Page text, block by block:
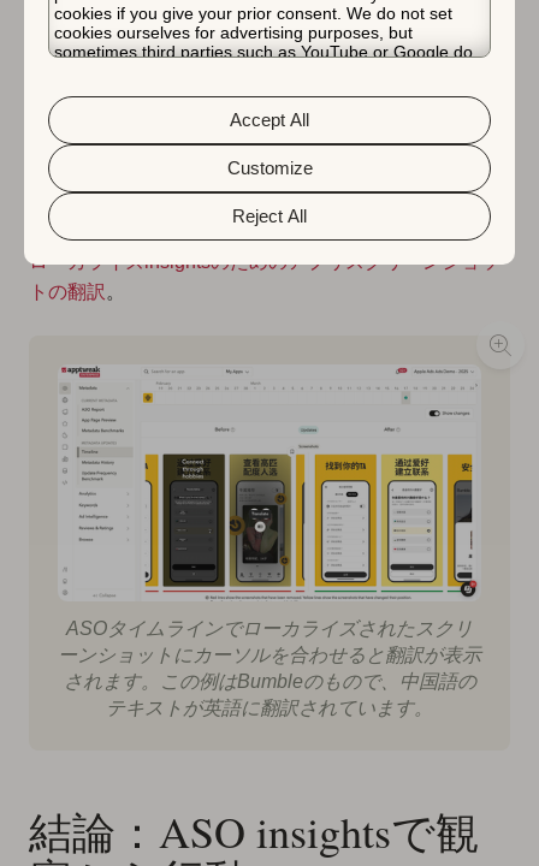
cookies if you give your prior consent. We do not set
cookies ourselves for advertising purposes, but
sometimes third parties such as YouTube or Google do.
about the protection of your personal data and the
different cookies we use, please read our
&Privacy Policy. You can customize your cookie settings
and preferences by clicking the “Customize” button.
Reject All
Customize
Accept All
ASOタイムライン内でデーティングアプリのBumbleを
見ると、2月で完全なクリエイティブの更新が行われ、
China向けに現地語でスクリーンショットとメッセージ
が更新されているのがわかります。これを行うための優
れたヒントについては、ブログをご覧ください：
新しい
ローカライズinsightsのためのアプリスクリーンショッ
トの翻訳 。
ASOタイムラインでローカライズされたスクリ
ーンショットにカーソルを合わせると翻訳が表示
されます。この例はBumbleのもので、中国語の
テキストが英語に翻訳されています。
結論：ASO insightsで観